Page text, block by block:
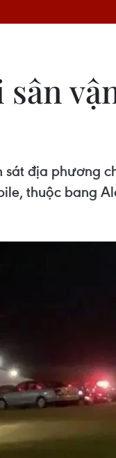
sân
địa phương
thuộc bang